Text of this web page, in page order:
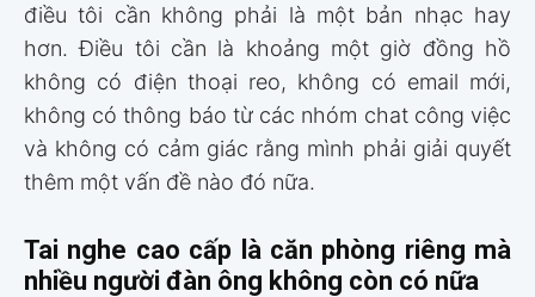
điều tôi cần không phải là một bản nhạc hay
hơn. Điều tôi cần là khoảng một giờ đồng hồ
không có điện thoại reo, không có email mới,
không có thông báo từ các nhóm chat công việc
và không có cảm giác rằng mình phải giải quyết
thêm một vấn đề nào đó nữa.
Tai nghe cao cấp là căn phòng riêng mà
nhiều người đàn ông không còn có nữa